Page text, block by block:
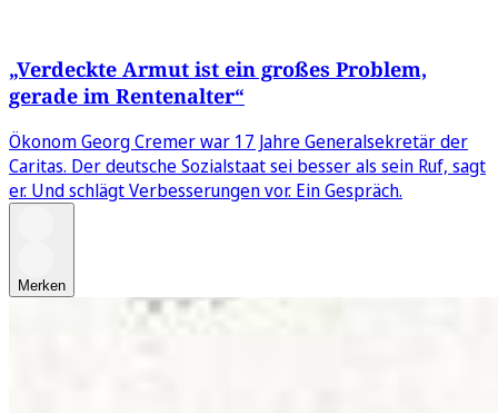
„Verdeckte Armut ist ein großes Problem,
gerade im Rentenalter“
Ökonom Georg Cremer war 17 Jahre Generalsekretär der
Caritas. Der deutsche Sozialstaat sei besser als sein Ruf, sagt
er. Und schlägt Verbesserungen vor. Ein Gespräch.
Merken